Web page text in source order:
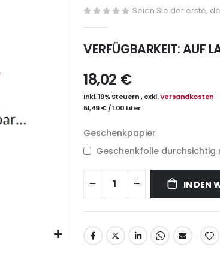
Seien Sie der erste,
VERFÜGBARKEIT:AUF
18,02 €
Inkl. 19% Steuern,exkl.Versandkosten
51,49 €/1.00 Liter
Geschenkpapier
Geschenkfolie durchsichtig
IN DEN